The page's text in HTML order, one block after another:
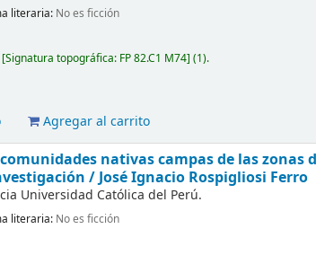
literaria: No es ficción
Signatura topográfica: FP 82.C1 M74 (1).
Agregar al carrito
nativas campas de las zonas
/José Ignacio Rospigliosi Ferro
Universidad Católica del Perú.
literaria: No es ficción